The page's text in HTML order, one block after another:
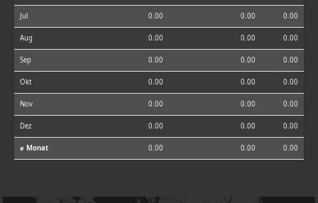
Jul 0.00 0.00 0.00
Aug 0.00 0.00 0.00
Sep 0.00 0.00 0.00
Okt 0.00 0.00 0.00
Nov 0.00 0.00 0.00
Dez 0.00 0.00 0.00
⌀ Monat 0.00 0.00 0.00